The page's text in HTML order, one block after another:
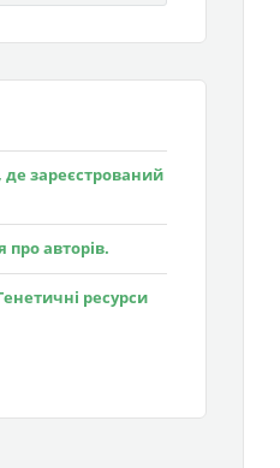
де зареєстрований
авторів.
ресурси